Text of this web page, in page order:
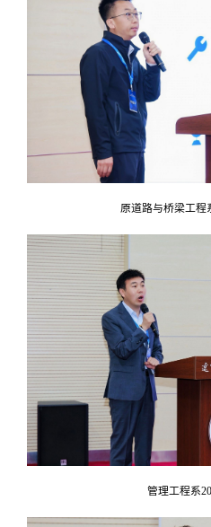
原道路与桥梁工程
管理工程系